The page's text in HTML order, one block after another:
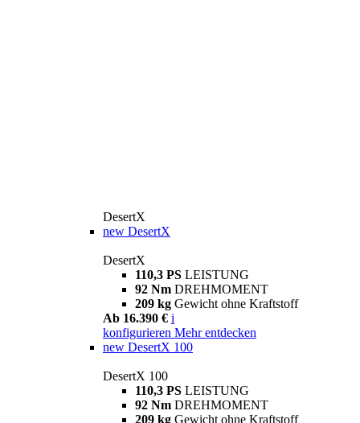
DesertX
new DesertX
DesertX
110,3 PS LEISTUNG
92 Nm DREHMOMENT
209 kg Gewicht ohne Kraftstoff
Ab 16.390 € i
konfigurieren Mehr entdecken
new DesertX 100
DesertX 100
110,3 PS LEISTUNG
92 Nm DREHMOMENT
209 kg Gewicht ohne Kraftstoff